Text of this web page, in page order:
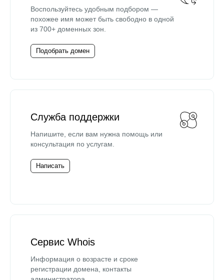
Воспользуйтесь удобным подбором —
похожее имя может быть свободно в одной
из 700+ доменных зон.
Подобрать домен
Служба поддержки
Напишите, если вам нужна помощь или
консультация по услугам.
Написать
Сервис Whois
Информация о возрасте и сроке
регистрации домена, контакты